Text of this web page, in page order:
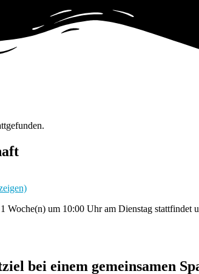
Woche(n) um 10:00 Uhr am Dienstag stattfindet
bei einem gemeinsamen